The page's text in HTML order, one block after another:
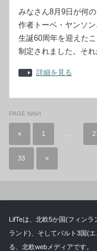
みなさん8月9日が何
作者トーベ・ヤンソ
生誕60周年を迎えた
制定されました。そ
詳細を見る
PAGE NAVI
« 1
33 »
LifTeは、北欧5か国(フィン
ランド)、そしてバルト3国(
る、北欧webメディアです。